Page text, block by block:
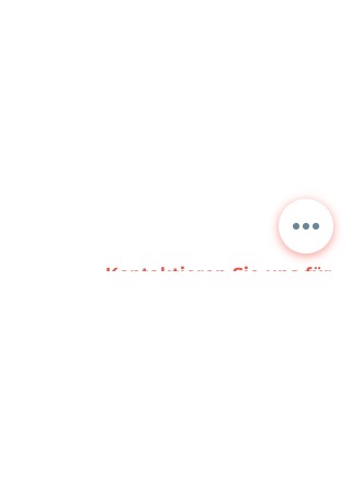
Kontaktieren Sie uns für